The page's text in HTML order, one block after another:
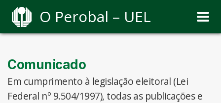
O Perobal – UEL
Comunicado
Em cumprimento à legislação eleitoral (Lei
Federal nº 9.504/1997), todas as publicações e